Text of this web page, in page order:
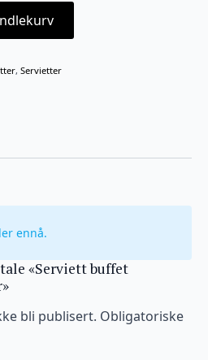
, Servietter
ennå.
«Serviett buffet
bli publisert. Obligatoriske